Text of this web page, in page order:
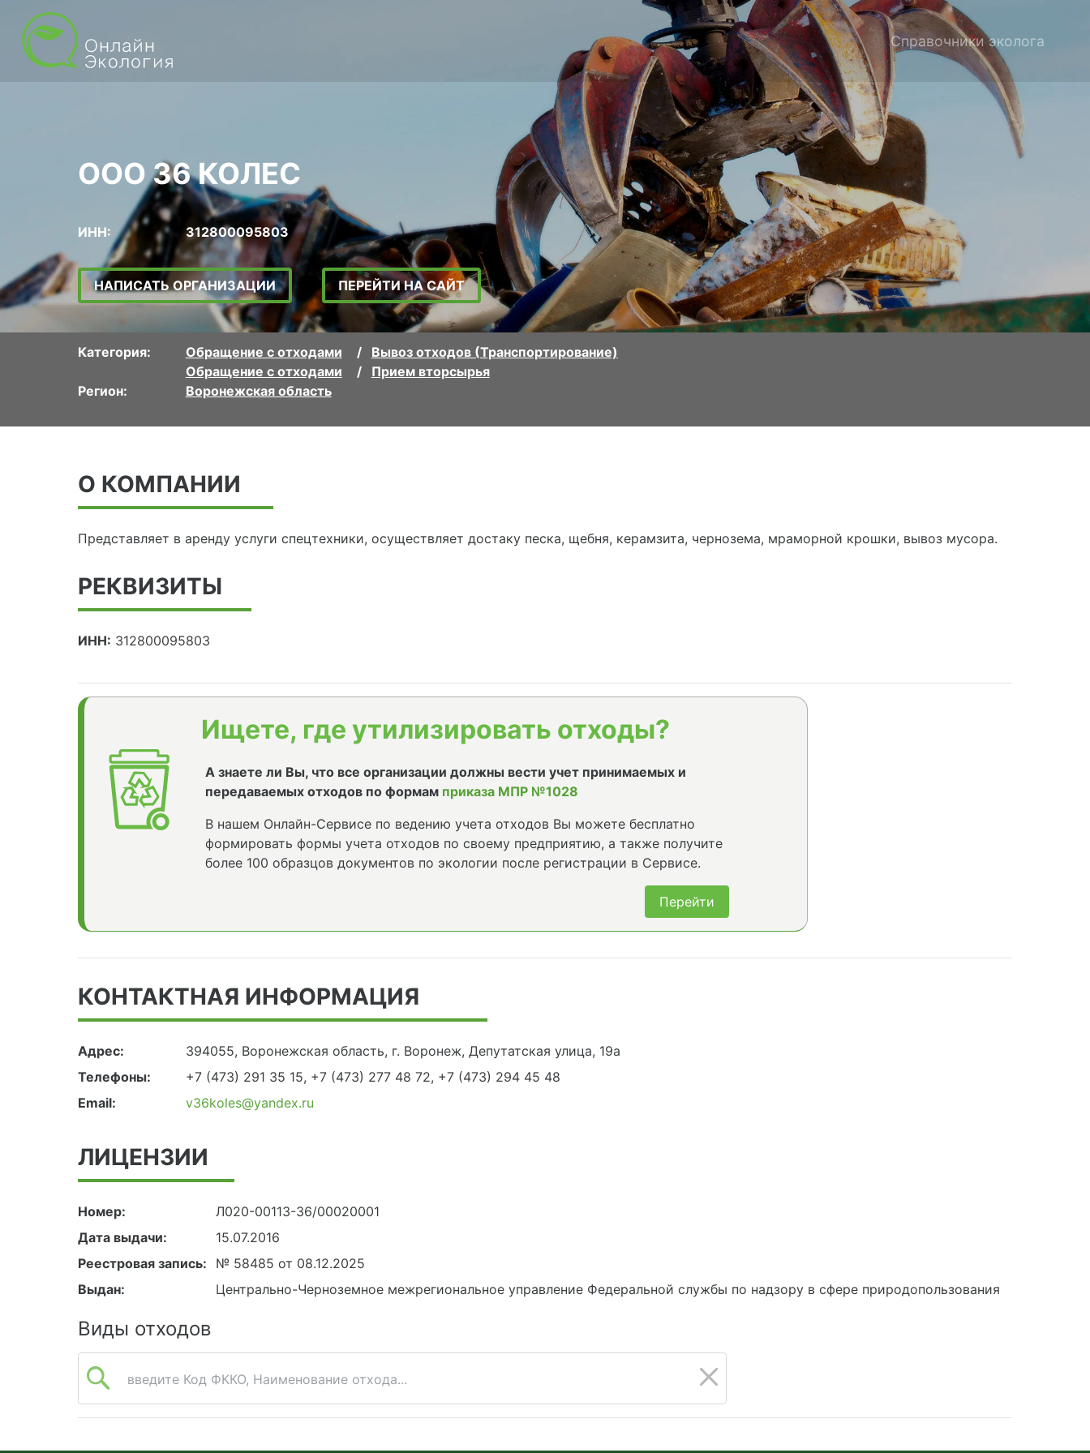
Справочники эколога
ООО 36 КОЛЕС
ИНН: 312800095803
НАПИСАТЬ ОРГАНИЗАЦИИ ПЕРЕЙТИ НА САЙТ
Категория: Обращение с отходами
Вывоз отходов (Транспортирование)
Обращение с отходами
Прием вторсырья
Регион:
Воронежская область
О КОМПАНИИ
Представляет в аренду услуги спецтехники, осуществляет достаку песка, щебня, керамзита, чернозема, мраморной крошки, вывоз мусора.
РЕКВИЗИТЫ
ИНН: 312800095803
Ищете, где утилизировать отходы?
А знаете ли Вы, что все организации должны вести учет принимаемых и
передаваемых отходов по формам приказа МПР №1028
В нашем Онлайн-Сервисе по ведению учета отходов Вы можете бесплатно
формировать формы учета отходов по своему предприятию, а также получите
более 100 образцов документов по экологии после регистрации в Сервисе.
Перейти
КОНТАКТНАЯ ИНФОРМАЦИЯ
Адрес:
394055, Воронежская область, г. Воронеж, Депутатская улица, 19а
Телефоны:
+7 (473) 291 35 15, +7 (473) 277 48 72, +7 (473) 294 45 48
Email:
v36koles@yandex.ru
ЛИЦЕНЗИИ
Номер:
Л020-00113-36/00020001
Дата выдачи:
15.07.2016
Реестровая запись:
№ 58485 от 08.12.2025
Выдан:
Центрально-Черноземное межрегиональное управление Федеральной службы по надзору в сфере природопользования
Виды отходов
введите Код ФККО, Наименование отхода...